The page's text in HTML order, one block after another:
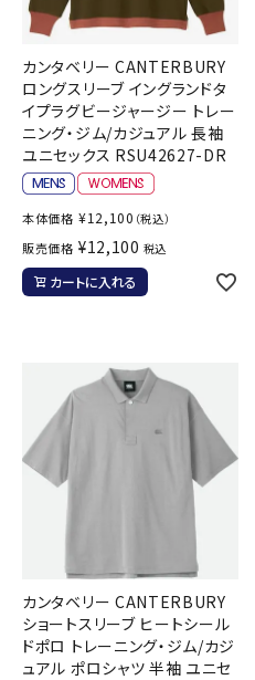
カンタベリー CANTERBURY
ロングスリーブ イングランドタ
イプラグビージャージー トレー
ニング・ジム/カジュアル 長袖
ユニセックス RSU42627-DR
本体価格 ¥12,100 （税込）
販売価格 ¥12,100 税込
カートに入れる
カンタベリー CANTERBURY
ショートスリーブ ヒートシール
ドポロ トレーニング・ジム/カジ
ュアル ポロシャツ 半袖 ユニセ